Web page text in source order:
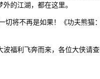
外的江湖，都在这里。
切将不再是如果！《功夫熊猫
波福利飞奔而来，各位大侠请